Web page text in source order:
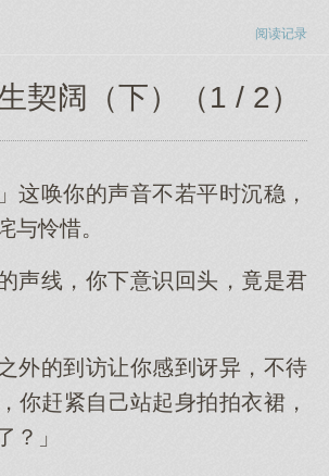
阅读记录
契阔（下）（1 / 2）
这唤你的声音不若平时沉稳，
与怜惜。
声线，你下意识回头，竟是君
外的到访让你感到讶异，不待
你赶紧自己站起身拍拍衣裙，
？」